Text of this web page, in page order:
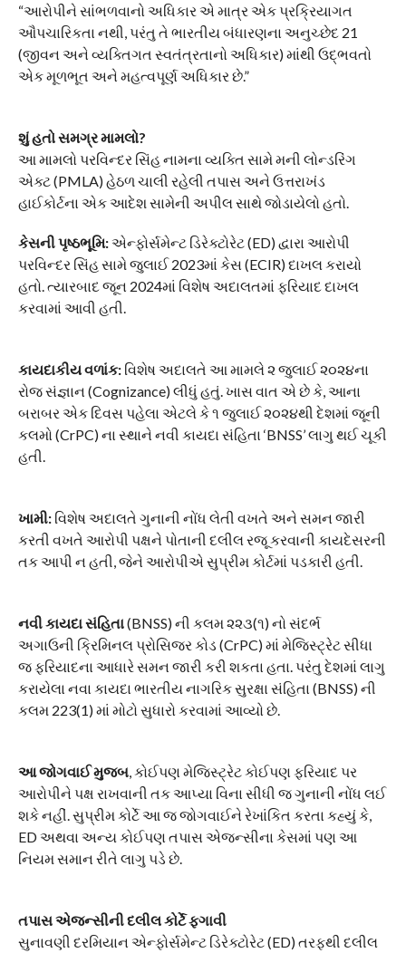
“આરોપીને સાંભળવાનો અધિકાર એ માત્ર એક પ્રક્રિયાગત
ઔપચારિકતા નથી, પરંતુ તે ભારતીય બંધારણના અનુચ્છેદ 21
(જીવન અને વ્યક્તિગત સ્વતંત્રતાનો અધિકાર) માંથી ઉદ્ભવતો
એક મૂળભૂત અને મહત્વપૂર્ણ અધિકાર છે.”
શું હતો સમગ્ર મામલો?
​આ મામલો પરવિન્દર સિંહ નામના વ્યક્તિ સામે મની લોન્ડરિંગ
એક્ટ (PMLA) હેઠળ ચાલી રહેલી તપાસ અને ઉત્તરાખંડ
હાઈકોર્ટના એક આદેશ સામેની અપીલ સાથે જોડાયેલો હતો.
કેસની પૃષ્ઠભૂમિ:એન્ફોર્સમેન્ટ ડિરેક્ટોરેટ (ED) દ્વારા આરોપી
પરવિન્દર સિંહ સામે જુલાઈ 2023માં કેસ (ECIR) દાખલ કરાયો
હતો. ત્યારબાદ જૂન 2024માં વિશેષ અદાલતમાં ફરિયાદ દાખલ
કરવામાં આવી હતી.
કાયદાકીય વળાંક: વિશેષ અદાલતે આ મામલે ૨ જુલાઈ ૨૦૨૪ના
રોજ સંજ્ઞાન (Cognizance) લીધું હતું. ખાસ વાત એ છે કે, આના
બરાબર એક દિવસ પહેલા એટલે કે ૧ જુલાઈ ૨૦૨૪થી દેશમાં જૂની
કલમો (CrPC) ના સ્થાને નવી કાયદા સંહિતા ‘BNSS’ લાગુ થઈ ચૂકી
હતી.
ખામી:વિશેષ અદાલતે ગુનાની નોંધ લેતી વખતે અને સમન જારી
કરતી વખતે આરોપી પક્ષને પોતાની દલીલ રજૂ કરવાની કાયદેસરની
તક આપી ન હતી, જેને આરોપીએ સુપ્રીમ કોર્ટમાં પડકારી હતી.
નવી કાયદા સંહિતા(BNSS) ની કલમ ૨૨૩(૧) નો સંદર્ભ
​અગાઉની ક્રિમિનલ પ્રોસિજર કોડ (CrPC) માં મેજિસ્ટ્રેટ સીધા
જ ફરિયાદના આધારે સમન જારી કરી શકતા હતા. પરંતુ દેશમાં લાગુ
કરાયેલા નવા કાયદા ભારતીય નાગરિક સુરક્ષા સંહિતા (BNSS) ની
કલમ 223(1) માં મોટો સુધારો કરવામાં આવ્યો છે.
આ જોગવાઈ મુજબ, કોઈપણ મેજિસ્ટ્રેટ કોઈપણ ફરિયાદ પર
આરોપીને પક્ષ રાખવાની તક આપ્યા વિના સીધી જ ગુનાની નોંધ લઈ
શકે નહીં. સુપ્રીમ કોર્ટે આ જ જોગવાઈને રેખાંકિત કરતા કહ્યું કે,
ED અથવા અન્ય કોઈપણ તપાસ એજન્સીના કેસમાં પણ આ
નિયમ સમાન રીતે લાગુ પડે છે.
તપાસ એજન્સીની દલીલ કોર્ટે ફગાવી
સુનાવણી દરમિયાન એન્ફોર્સમેન્ટ ડિરેક્ટોરેટ (ED) તરફથી દલીલ